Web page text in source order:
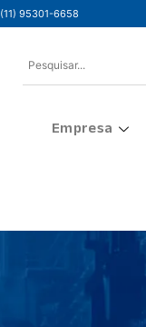
(11) 95301-6658
Empresa